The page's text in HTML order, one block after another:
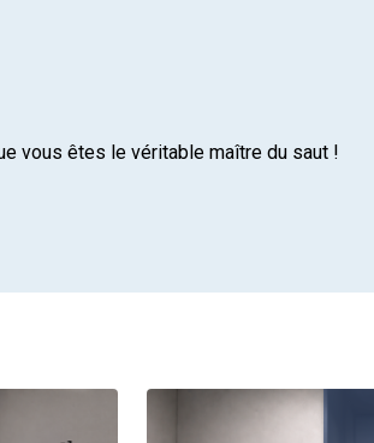
vous êtes le véritable maître du saut !